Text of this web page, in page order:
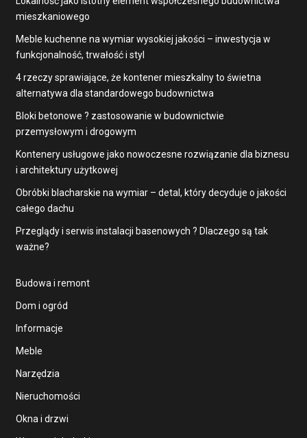
mieszkaniowego
Meble kuchenne na wymiar wysokiej jakości – inwestycja w
funkcjonalność, trwałość i styl
4 rzeczy sprawiające, że kontener mieszkalny to świetna
alternatywa dla standardowego budownictwa
Bloki betonowe ? zastosowanie w budownictwie
przemysłowym i drogowym
Kontenery usługowe jako nowoczesne rozwiązanie dla biznesu
i architektury użytkowej
Obróbki blacharskie na wymiar – detal, który decyduje o jakości
całego dachu
Przeglądy i serwis instalacji basenowych ? Dlaczego są tak
ważne?
Budowa i remont
Dom i ogród
Informacje
Meble
Narzędzia
Nieruchomości
Okna i drzwi